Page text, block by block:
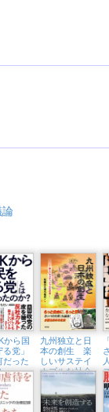
論
から国
党」
だった
九州独立と日
本の創生 楽
しいサステイ
ナブルな社会
をめざす